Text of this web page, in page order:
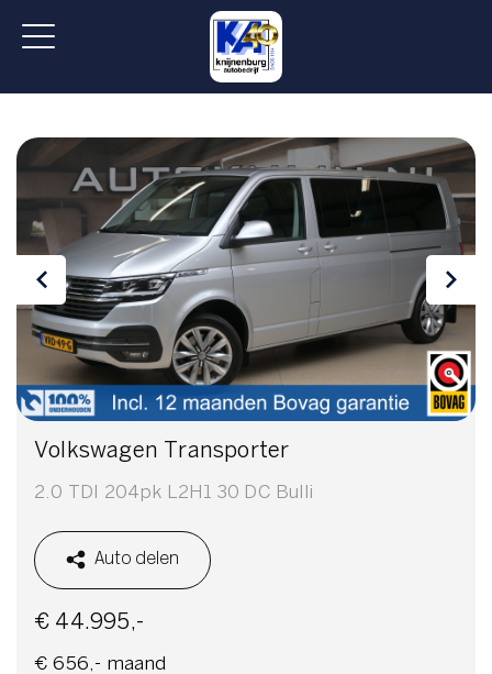
Volkswagen Transporter
2.0 TDI 204pk L2H1 30 DC Bulli
Auto delen
€ 44.995,-
€ 656,- maand